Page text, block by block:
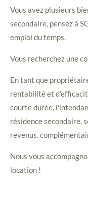
Vous avez plusieurs
secondaire, pensez à
emploi du temps.
Vous recherchez une
En tant que
rentabilité et
courte durée,
résidence secondaire,
revenus.
Nous vous
location !